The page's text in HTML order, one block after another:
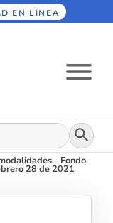
EN LÍNEA
Botón
– Fondo
28 de 2021